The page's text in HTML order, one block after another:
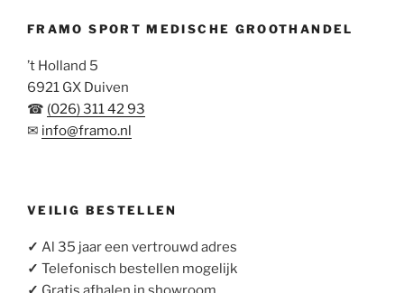
FRAMO SPORT MEDISCHE GROOTHANDEL
’t Holland 5
6921 GX Duiven
☎ (026) 311 42 93
✉ info@framo.nl
VEILIG BESTELLEN
✓ Al 35 jaar een vertrouwd adres
✓ Telefonisch bestellen mogelijk